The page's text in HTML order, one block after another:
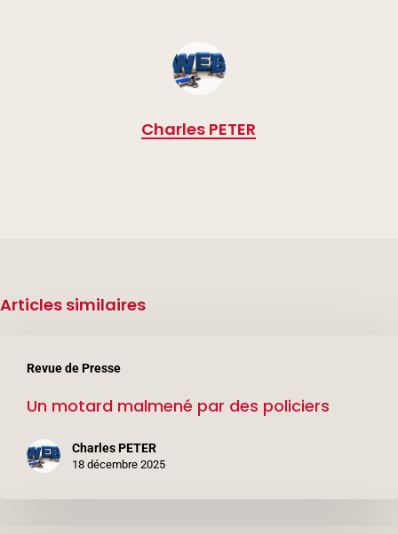
Charles PETER
Articles similaires
Revue de Presse
motard
malmené
Un motard malmené par des policiers
Charles PETER
18 décembre 2025